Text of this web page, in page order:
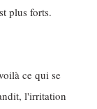
plus forts.
ce qui se
l'irritation